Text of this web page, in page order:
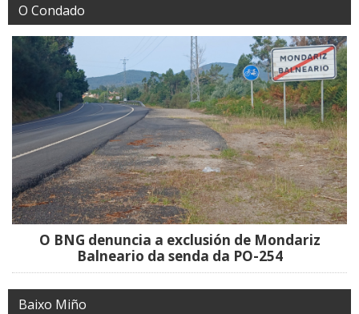
O Condado
O BNG denuncia a exclusión de Mondariz
Balneario da senda da PO-254
Baixo Miño